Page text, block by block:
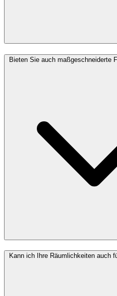
Bieten Sie auch maßgeschneiderte
Kann ich Ihre Räumlichkeiten auch